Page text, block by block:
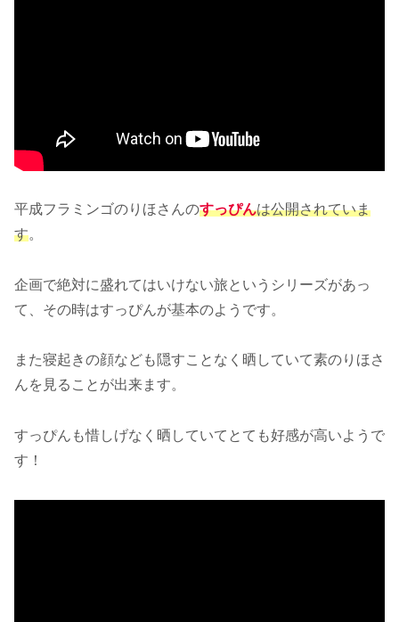
平成フラミンゴのりほさんのすっぴんは公開されていま
す。
企画で絶対に盛れてはいけない旅というシリーズがあっ
て、その時はすっぴんが基本のようです。
また寝起きの顔なども隠すことなく晒していて素のりほさ
んを見ることが出来ます。
すっぴんも惜しげなく晒していてとても好感が高いようで
す！